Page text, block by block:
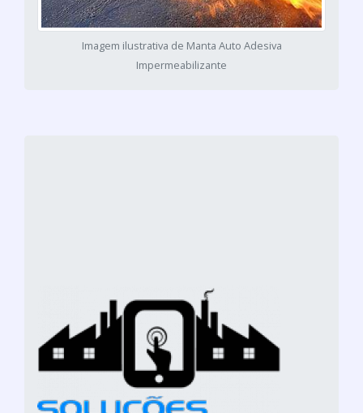
Imagem ilustrativa de Manta Auto Adesiva
Impermeabilizante